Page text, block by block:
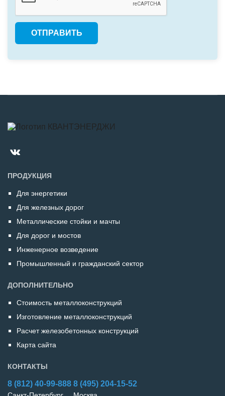
ПРОДУКЦИЯ
Для энергетики
Для железных дорог
Металлические стойки и мачты
Для дорог и мостов
Инженерное возведение
Промышленный и гражданский сектор
ДОПОЛНИТЕЛЬНО
Стоимость металлоконструкций
Изготовление металлоконструкций
Расчет железобетонных конструкций
Карта сайта
КОНТАКТЫ
8 (812) 40-99-888 8 (495) 204-15-52